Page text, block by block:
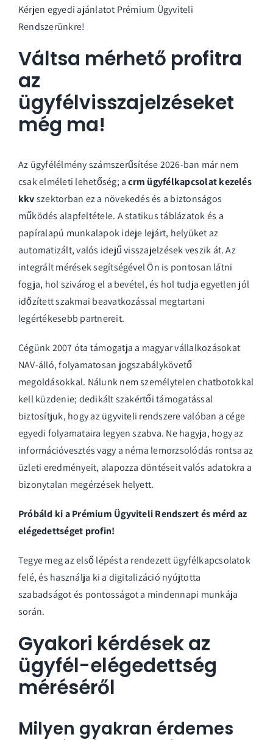
Kérjen egyedi ajánlatot Prémium Ügyviteli
Rendszerünkre!
Váltsa mérhető profitra
az
ügyfélvisszajelzéseket
még ma!
Az ügyfélélmény számszerűsítése 2026-ban már nem
csak elméleti lehetőség; acrm ügyfélkapcsolat kezelés
kkvszektorban ez a növekedés és a biztonságos
működés alapfeltétele. A statikus táblázatok és a
papíralapú munkalapok ideje lejárt, helyüket az
automatizált, valós idejű visszajelzések veszik át. Az
integrált mérések segítségével Ön is pontosan látni
fogja, hol szivárog el a bevétel, és hol tudja egyetlen jól
időzített szakmai beavatkozással megtartani
legértékesebb partnereit.
Cégünk 2007 óta támogatja a magyar vállalkozásokat
NAV-álló, folyamatosan jogszabálykövető
megoldásokkal. Nálunk nem személytelen chatbotokkal
kell küzdenie; dedikált szakértői támogatással
biztosítjuk, hogy az ügyviteli rendszere valóban a cége
egyedi folyamataira legyen szabva. Ne hagyja, hogy az
információvesztés vagy a néma lemorzsolódás rontsa az
üzleti eredményeit, alapozza döntéseit valós adatokra a
bizonytalan megérzések helyett.
Próbáld ki a Prémium Ügyviteli Rendszert és mérd az
elégedettséget profin!
Tegye meg az első lépést a rendezett ügyfélkapcsolatok
felé, és használja ki a digitalizáció nyújtotta
szabadságot és pontosságot a mindennapi munkája
során.
Gyakori kérdések az
ügyfél-elégedettség
méréséről
Milyen gyakran érdemes